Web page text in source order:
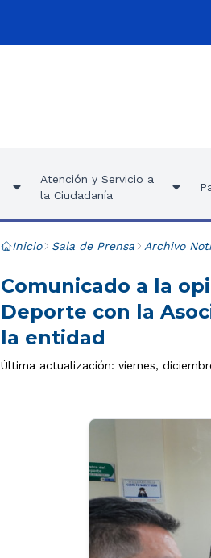
Atención y Servicio a
la Ciudadanía
Inicio Sala de Prensa Archivo
Comunicado a la
Deporte con la
la entidad
Última actualización: viernes,